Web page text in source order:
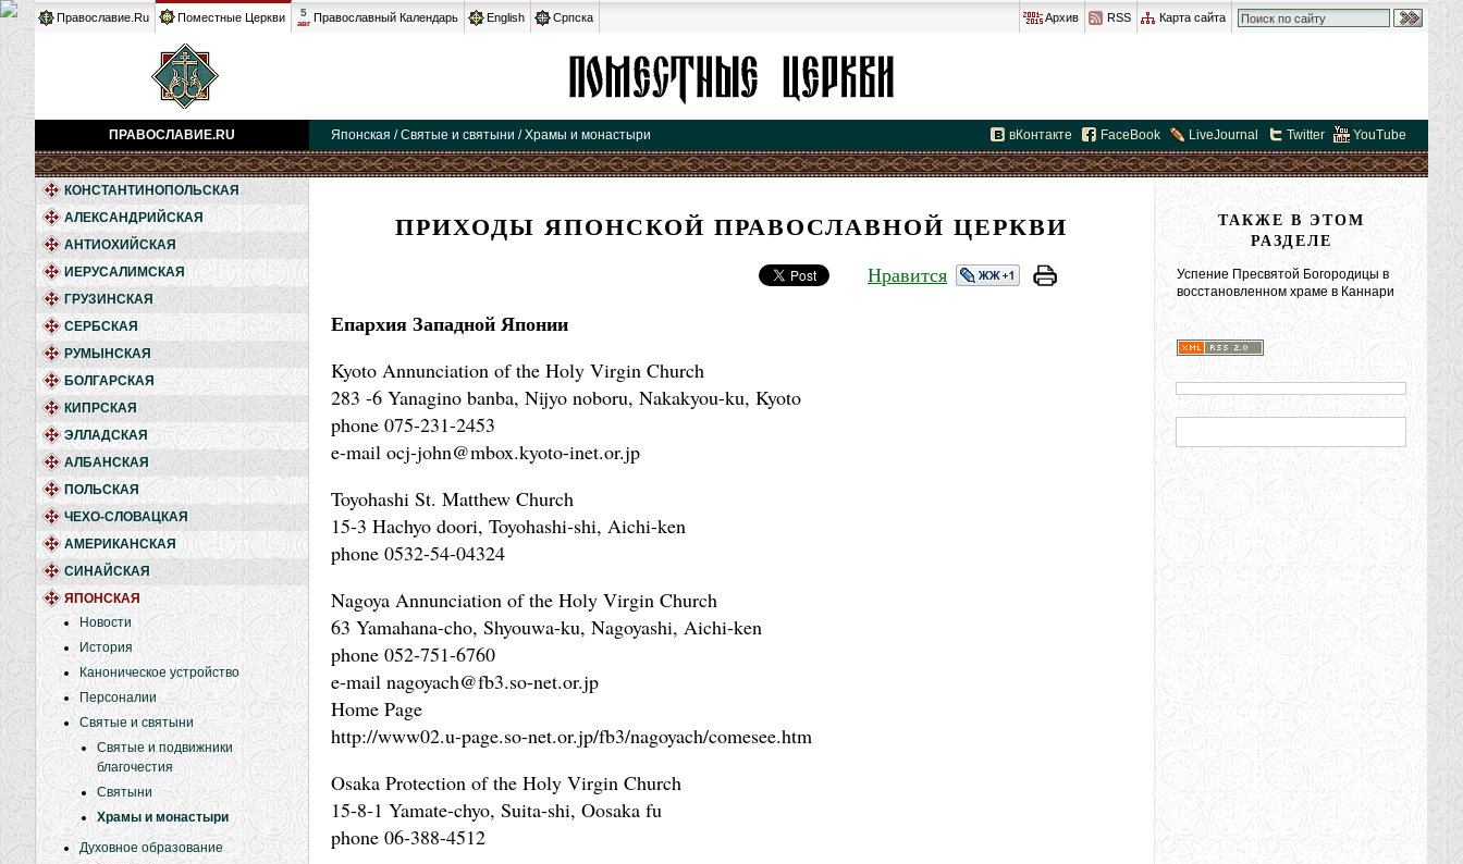
Православие.Ru Поместные Церкви 5
авг Православный Календарь English Српска Архив RSS Карта сайта
ПРАВОСЛАВИЕ.RU Японская / Святые и святыни / Храмы и монастыри вКонтакте FaceBook LiveJournal Twitter YouTube
КОНСТАНТИНОПОЛЬСКАЯ
АЛЕКСАНДРИЙСКАЯ
АНТИОХИЙСКАЯ
ИЕРУСАЛИМСКАЯ
ГРУЗИНСКАЯ
СЕРБСКАЯ
РУМЫНСКАЯ
БОЛГАРСКАЯ
КИПРСКАЯ
ЭЛЛАДСКАЯ
АЛБАНСКАЯ
ПОЛЬСКАЯ
ЧЕХО-СЛОВАЦКАЯ
АМЕРИКАНСКАЯ
СИНАЙСКАЯ
ЯПОНСКАЯ
Новости
История
Каноническое устройство
Персоналии
Святые и святыни
Святые и подвижники
благочестия
Святыни
Храмы и монастыри
Духовное образование
ПРИХОДЫ ЯПОНСКОЙ ПРАВОСЛАВНОЙ ЦЕРКВИ
Нравится
Епархия Западной Японии
Kyoto Annunciation of the Holy Virgin Church
283 -6 Yanagino banba, Nijyo noboru, Nakakyou-ku, Kyoto
phone 075-231-2453
e-mail ocj-john@mbox.kyoto-inet.or.jp
Toyohashi St. Matthew Church
15-3 Hachyo doori, Toyohashi-shi, Aichi-ken
phone 0532-54-04324
Nagoya Annunciation of the Holy Virgin Church
63 Yamahana-cho, Shyouwa-ku, Nagoyashi, Aichi-ken
phone 052-751-6760
e-mail nagoyach@fb3.so-net.or.jp
Home Page
http://www02.u-page.so-net.or.jp/fb3/nagoyach/comesee.htm
Osaka Protection of the Holy Virgin Church
15-8-1 Yamate-chyo, Suita-shi, Oosaka fu
phone 06-388-4512
ТАКЖЕ В ЭТОМ
РАЗДЕЛЕ
Успение Пресвятой Богородицы в
восстановленном храме в Каннари